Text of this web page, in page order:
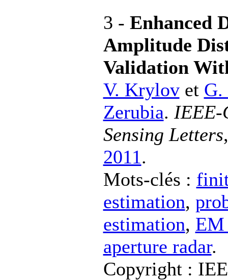
3 - Enhanced
Amplitude
Validation
V. Krylovet G.
Zerubia. IEEE-
Sensing Letters
2011.
Mots-clés :
estimation,
estimation, EM
aperture radar.
Copyright :